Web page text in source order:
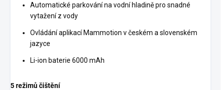
Automatické parkování na vodní hladině pro snadné
vytažení z vody
Ovládání aplikací Mammotion v českém a slovenském
jazyce
Li-ion baterie 6000 mAh
5 režimů čištění